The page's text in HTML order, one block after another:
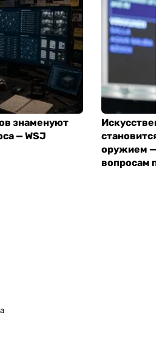
знаменуют
— WSJ
становится
оружием —
вопросам